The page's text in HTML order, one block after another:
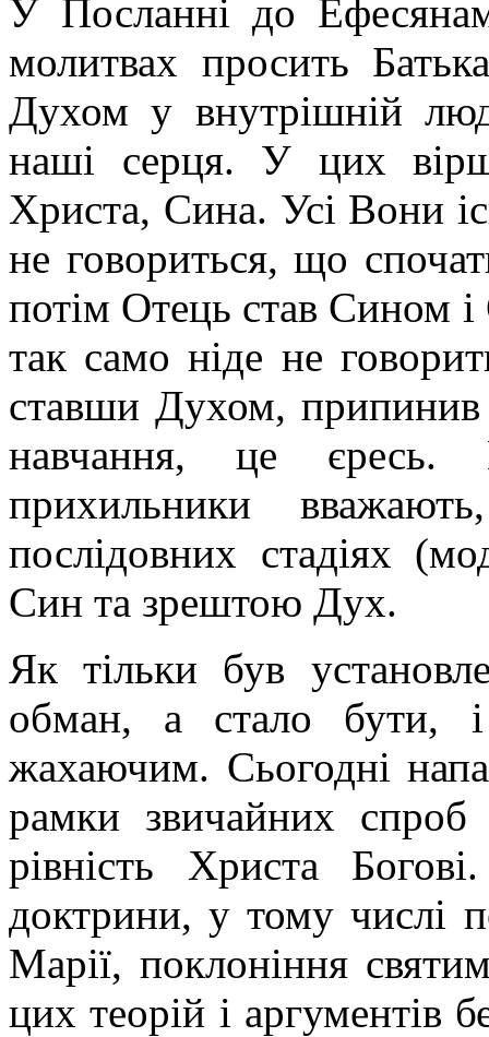
У Посланні до
молитвах просить
Духом у внутрішній
наші серця. У цих
Христа, Сина. Усі Вони
не говориться, що
потім Отець став Сином і
так само ніде не
ставши Духом, припинив
навчання, це єресь.
прихильники
послідовних стадіях
Син та зрештою Дух.
Як тільки був
обман, а стало бути, і
жахаючим. Сьогодні
рамки звичайних спроб
рівність Христа
доктрини, у тому числі
Марії, поклоніння
цих теорій і аргументів